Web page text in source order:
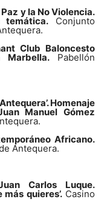
Paz y la No Violencia.
temática. Conjunto
Club Baloncesto
Marbella.Pabellón
Homenaje
Manuel Gómez
Africano.
Antequera.
Carlos Luque.
quieres’.Casino